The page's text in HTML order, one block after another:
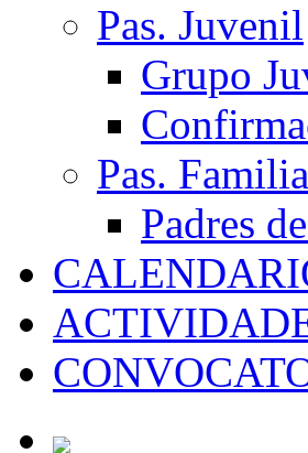
Pas. Juvenil
Grupo
Pas.
Padres